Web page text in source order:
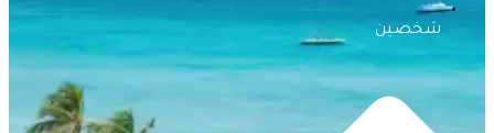
شخصين